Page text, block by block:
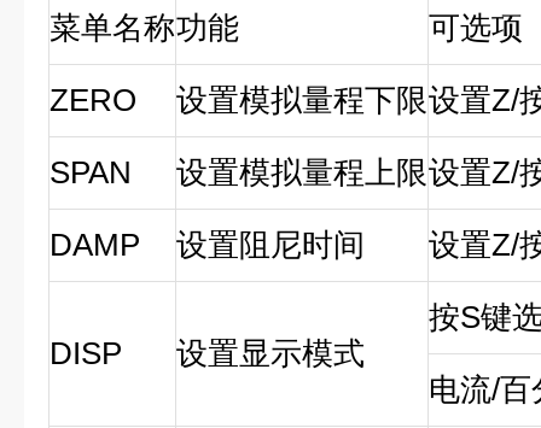
菜单名称功能
可选项
ZERO
设置模拟量程下限设置Z/
SPAN
设置模拟量程上限设置Z/
DAMP
设置阻尼时间 设置Z/
DISP 设置显示模式
按S键
电流/百